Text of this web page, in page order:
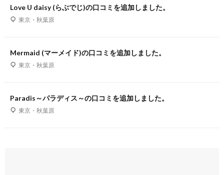
Love U daisy (らぶでじ)の口コミを追加しました。
東京・秋葉原
Mermaid (マーメイド)の口コミを追加しました。
東京・秋葉原
Paradis～パラディス～の口コミを追加しました。
東京・秋葉原